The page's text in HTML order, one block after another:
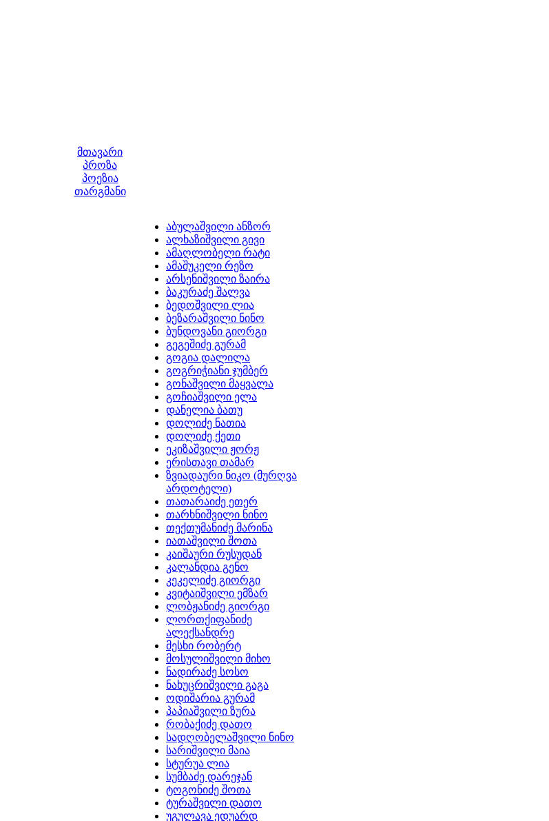
მთავარი
პროზა
პოეზია
თარგმანი
აბულაშვილი ანზორ
ალხაზიშვილი გივი
ამაღლობელი რატი
ამაშუკელი რეზო
არსენიშვილი ზაირა
ბაკურაძე შალვა
ბედოშვილი ლია
ბეზარაშვილი ნინო
ბუნდოვანი გიორგი
გეგეშიძე გურამ
გოგია დალილა
გოგრიჭიანი ჯუმბერ
გონაშვილი მაყვალა
გოჩიაშვილი ელა
დანელია ბათუ
დოლიძე ნათია
დოლიძე ქეთი
ეკიზაშვილი ჟორჟ
ერისთავი თამარ
ზვიადაური ნიკო (მურღვა
არდოტელი)
თათარაიძე ეთერ
თარხნიშვილი ნინო
თექთუმანიძე მარინა
იათაშვილი შოთა
კაიშაური რუსუდან
კალანდია გენო
კეკელიძე გიორგი
კვიტაიშვილი ემზარ
ლობჟანიძე გიორგი
ლორთქიფანიძე
ალექსანდრე
მესხი რობერტ
მოსულიშვილი მიხო
ნადირაძე სოსო
ნახუცრიშვილი გაგა
ოდიშარია გურამ
პაპიაშვილი ზურა
რობაქიძე დათო
სადღობელაშვილი ნინო
სარიშვილი მაია
სტურუა ლია
სუმბაძე დარეჯან
ტოგონიძე შოთა
ტურაშვილი დათო
უგულავა ედუარდ